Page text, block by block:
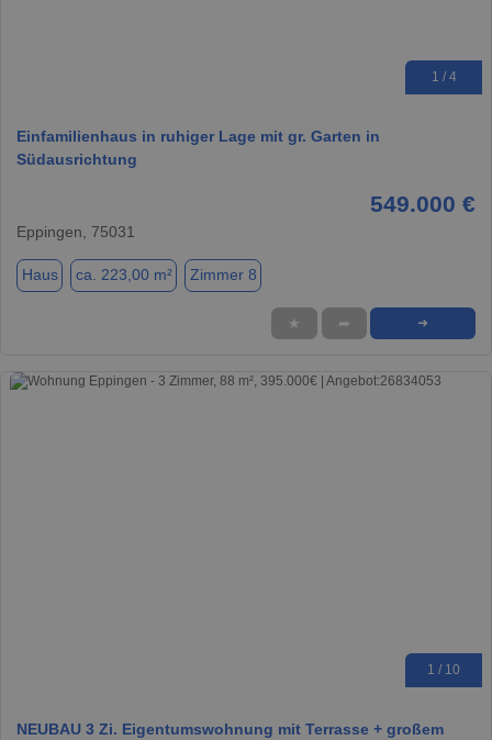
1 / 4
Einfamilienhaus in ruhiger Lage mit gr. Garten in
Südausrichtung
549.000 €
Eppingen, 75031
Haus ca. 223,00 m² Zimmer 8
★ ➦ ➜
1 / 10
NEUBAU 3 Zi. Eigentumswohnung mit Terrasse + großem